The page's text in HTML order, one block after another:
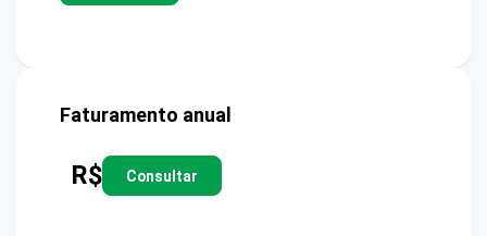
Faturamento anual
R$ Consultar